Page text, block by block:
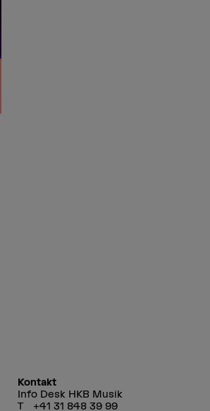
Kontakt
Info Desk HKB Musik
+41 31 848 39 99